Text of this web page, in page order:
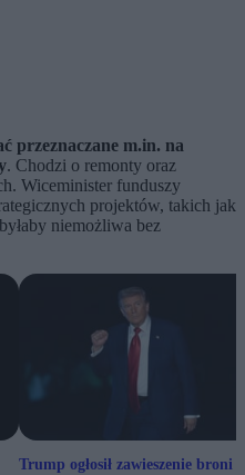
przeznaczane m.in. na
. Chodzi o remonty oraz
Wiceminister funduszy
projektów, takich jak
niemożliwa bez
Trump ogłosił zawieszenie broni